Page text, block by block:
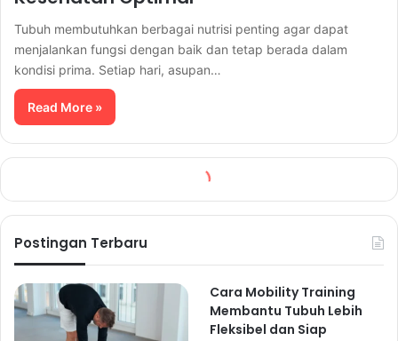
Tubuh membutuhkan berbagai nutrisi penting agar dapat
menjalankan fungsi dengan baik dan tetap berada dalam
kondisi prima. Setiap hari, asupan…
Read More »
Makanan Sehat